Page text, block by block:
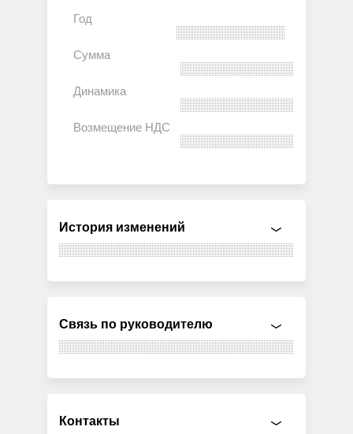
История изменений
Связь по руководителю
Контакты